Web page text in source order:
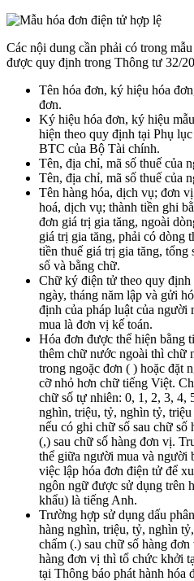
Các nội dung cần phải có trong
được quy định trong Thông tư 32/
Tên hóa đơn, ký hiệu hóa
đơn.
Ký hiệu hóa đơn, ký hiệu
hiện theo quy định tại Phụ
BTC của Bộ Tài chính.
Tên, địa chỉ, mã số thuế của
Tên, địa chỉ, mã số thuế của
Tên hàng hóa, dịch vụ; đơn
hoá, dịch vụ; thành tiền ghi
đơn giá trị gia tăng, ngoài
giá trị gia tăng, phải có dòng
tiền thuế giá trị gia tăng, tổng
số và bằng chữ.
Chữ ký điện tử theo quy định
ngày, tháng năm lập và gửi
định của pháp luật của
mua là đơn vị kế toán.
Hóa đơn được thể hiện bằng
thêm chữ nước ngoài thì chữ
trong ngoặc đơn ( ) hoặc đặt
cỡ nhỏ hơn chữ tiếng Việt.
chữ số tự nhiên: 0, 1, 2, 3, 4,
nghìn, triệu, tỷ, nghìn tỷ,
nếu có ghi chữ số sau chữ số
(,) sau chữ số hàng đơn vị.
thể giữa người mua và người
việc lập hóa đơn điện tử để
ngôn ngữ được sử dụng trên
khẩu) là tiếng Anh.
Trường hợp sử dụng dấu
hàng nghìn, triệu, tỷ, nghìn
chấm (.) sau chữ số hàng
hàng đơn vị thì tổ chức khởi
tại Thông báo phát hành hóa